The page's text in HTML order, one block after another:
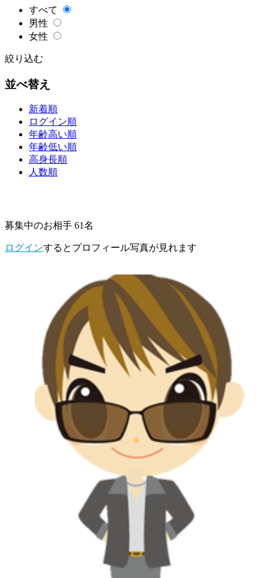
すべて
男性
女性
絞り込む
並べ替え
新着順
ログイン順
年齢高い順
年齢低い順
高身長順
人数順
募集中のお相手 61名
ログインするとプロフィール写真が見れます